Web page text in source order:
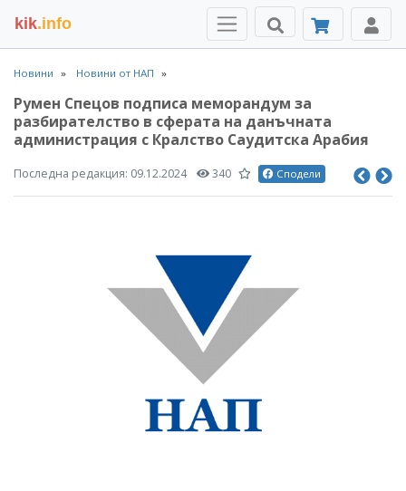
kik.info
Новини Новини от НАП
Румен Спецов подписа меморандум за
разбирателство в сферата на данъчната
администрация с Кралство Саудитска Арабия
Последна редакция: 09.12.2024 340 Сподели